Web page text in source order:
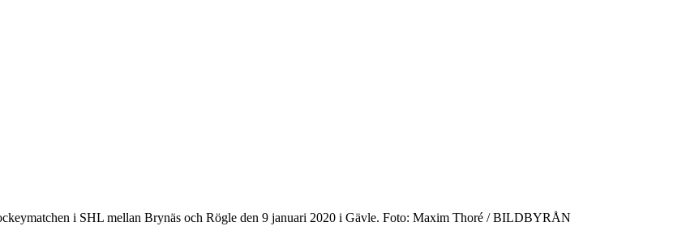
i SHL mellan Brynäs och Rögle den 9 januari 2020 i Gävle. Foto: Maxim Thoré / BILDBYRÅN